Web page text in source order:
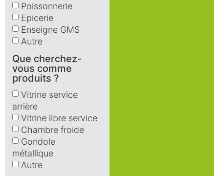
Poissonnerie
Epicerie
Enseigne GMS
Autre
Que cherchez-
vous comme
produits ?
Vitrine service
arrière
Vitrine libre service
Chambre froide
Gondole
métallique
Autre